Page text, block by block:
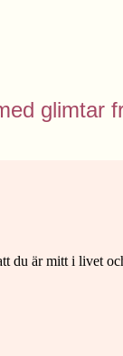
glimtar
du är mitt i livet